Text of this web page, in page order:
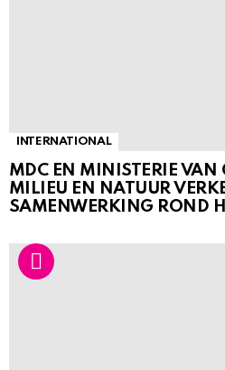
INTERNATIONAL
MDC EN MINISTERIE VAN
MILIEU EN NATUUR
SAMENWERKING ROND